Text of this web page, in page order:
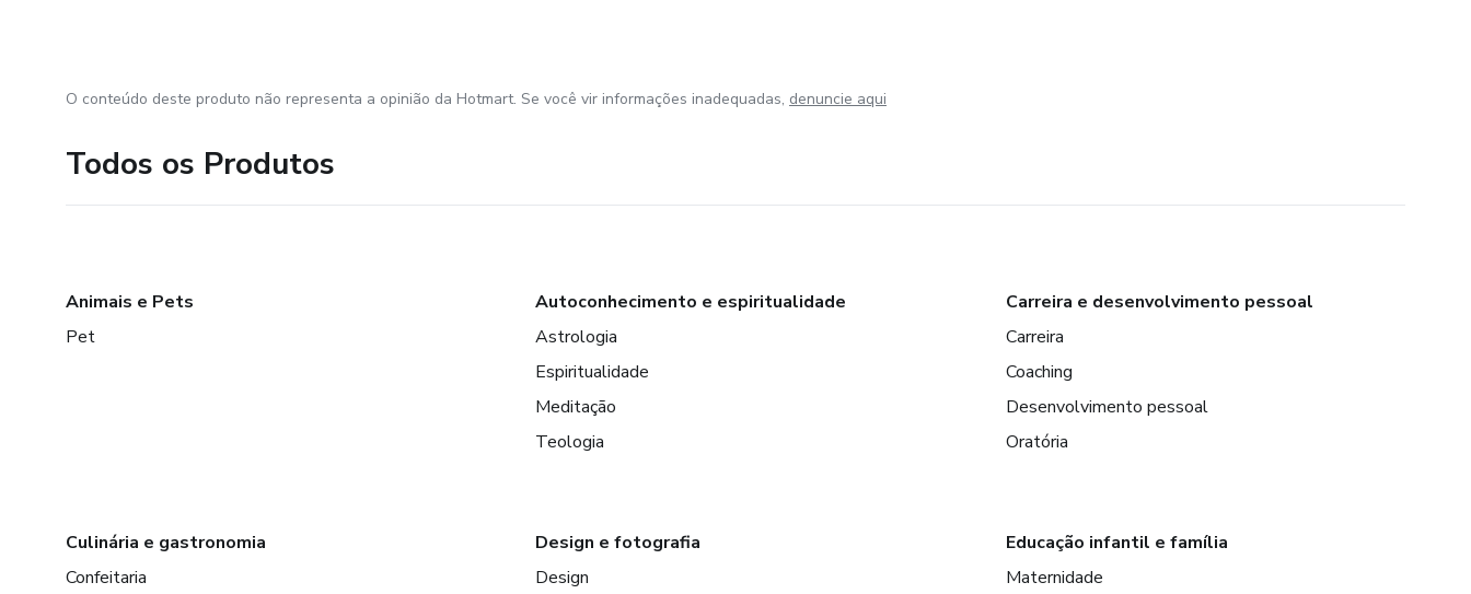
O conteúdo deste produto não representa a opinião da Hotmart. Se você vir informações inadequadas, denuncie aqui
Todos os Produtos
Animais e Pets
Pet
Autoconhecimento e espiritualidade
Astrologia
Espiritualidade
Meditação
Teologia
Carreira e desenvolvimento pessoal
Carreira
Coaching
Desenvolvimento pessoal
Oratória
Culinária e gastronomia
Confeitaria
Design e fotografia
Design
Educação infantil e família
Maternidade